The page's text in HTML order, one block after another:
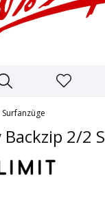
Surfanzüge
2/2 S